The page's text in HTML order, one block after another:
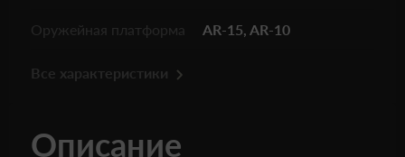
Оружейная платформа AR-15, AR-10
Все характеристики
Описание